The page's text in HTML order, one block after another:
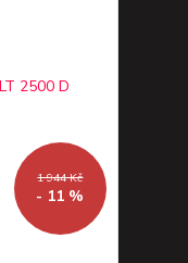
1 944 Kč
- 11 %